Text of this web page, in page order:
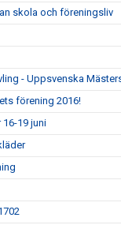
skola och föreningsliv
- Uppsvenska
förening 2016!
19 juni